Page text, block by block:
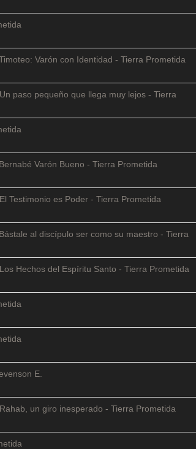
Varón con Identidad - Tierra Prometida
paso pequeño que llega muy lejos - Tierra
Varón Bueno - Tierra Prometida
Testimonio es Poder - Tierra Prometida
al discípulo ser como su maestro - Tierra
Hechos del Espíritu Santo - Tierra Prometida
E.
un giro inesperado - Tierra Prometida